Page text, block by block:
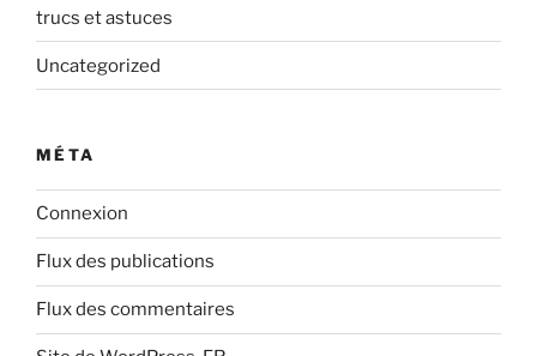
trucs et astuces
Uncategorized
MÉTA
Connexion
Flux des publications
Flux des commentaires